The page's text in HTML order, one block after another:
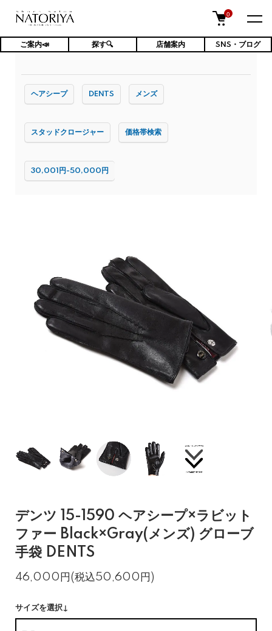
0
ご案内📣 探す🔍 店舗案内 SNS・ブログ
TOP メンズ
ヘアシープ DENTS メンズ
スタッドクロージャー 価格帯検索
30,001円-50,000円
デンツ 15-1590 ヘアシープ×ラビット
ファー Black×Gray(メンズ) グローブ
手袋 DENTS
46,000円(税込50,600円)
サイズを選択↓